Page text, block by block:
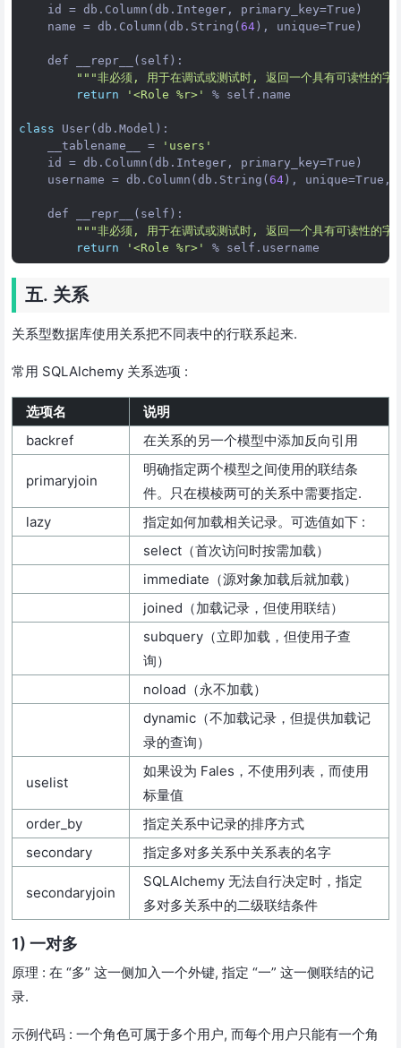
id = db . Column ( db . Integer , primary_key=True )
name = db . Column ( db . String ( 64 ), unique=True )
def __repr__ ( self ):
"""非必须, 用于在调试或测试时, 返回一个具有可读性的
return
'<Role %r>' % self . name
class User( db . Model ):
__tablename__
=
'users'
id
= db . Column ( db . Integer , primary_key=True )
username = db . Column ( db . String ( 64 ), unique=True ,
def __repr__ ( self ):
"""非必须, 用于在调试或测试时, 返回一个具有可读性的
return
'<Role %r>' % self . username
五. 关系
关系型数据库使用关系把不同表中的行联系起来.
常用 SQLAlchemy 关系选项 :
选项名
说明
backref
在关系的另一个模型中添加反向引用
primaryjoin
明确指定两个模型之间使用的联结条
件。只在模棱两可的关系中需要指定.
lazy
指定如何加载相关记录。可选值如下 :
select（首次访问时按需加载）
immediate（源对象加载后就加载）
joined（加载记录，但使用联结）
subquery（立即加载，但使用子查
询）
noload（永不加载）
dynamic（不加载记录，但提供加载记
录的查询）
uselist
如果设为 Fales，不使用列表，而使用
标量值
order_by
指定关系中记录的排序方式
secondary
指定多对多关系中关系表的名字
secondaryjoin
SQLAlchemy 无法自行决定时，指定
多对多关系中的二级联结条件
1) 一对多
原理 : 在 “多” 这一侧加入一个外键, 指定 “一” 这一侧联结的记
录.
示例代码 : 一个角色可属于多个用户, 而每个用户只能有一个角